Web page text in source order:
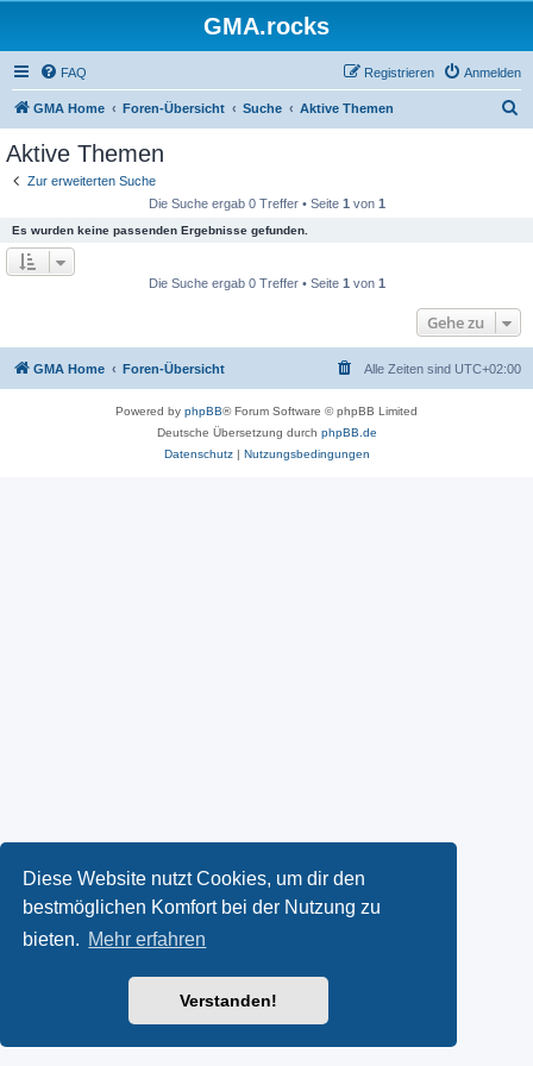
Diese Website nutzt Cookies, um dir den
bestmöglichen Komfort bei der Nutzung zu
bieten. Mehr erfahren
Verstanden!
GMA.rocks
FAQ Anmelden
Registrieren
GMA Home Foren-Übersicht Suche Aktive Themen
Aktive Themen
Zur erweiterten Suche
Die Suche ergab 0 Treffer • Seite 1 von 1
Es wurden keine passenden Ergebnisse gefunden.
Die Suche ergab 0 Treffer • Seite 1 von 1
Gehe zu
GMA Home Foren-Übersicht Alle Zeiten sind UTC+02:00
Powered by phpBB® Forum Software © phpBB Limited
Deutsche Übersetzung durch phpBB.de
Datenschutz| Nutzungsbedingungen